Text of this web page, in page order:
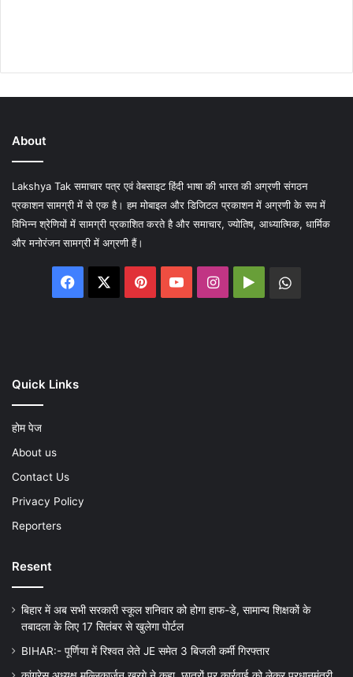
About
Lakshya Tak समाचार पत्र एवं वेबसाइट हिंदी भाषा की भारत की अग्रणी संगठन
प्रकाशन सामग्री में से एक है। हम मोबाइल और डिजिटल प्रकाशन में अग्रणी के रूप में
विभिन्न श्रेणियों में सामग्री प्रकाशित करते है और समाचार, ज्योतिष, आध्यात्मिक, धार्मिक
और मनोरंजन सामग्री में अग्रणी हैं।
Facebook PinterestYouTubeInstagram
Google
Quick Links
होम पेज
About us
Contact Us
Privacy Policy
Reporters
Resent
बिहार में अब सभी सरकारी स्कूल शनिवार को होगा हाफ-डे, सामान्य शिक्षकों के
तबादला के लिए 17 सितंबर से खुलेगा पोर्टल
BIHAR:- पूर्णिया में रिश्वत लेते JE समेत 3 बिजली कर्मी गिरफ्तार